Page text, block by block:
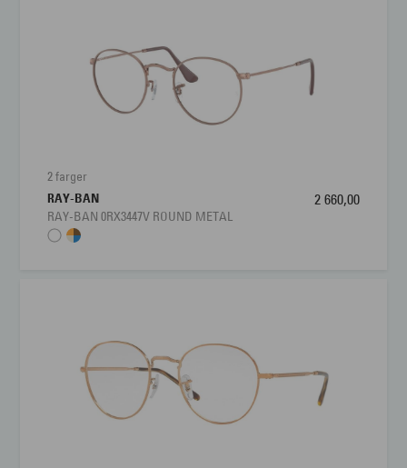
høye høyder. Ray-Ban brillene ble tilgjengelig i
butikker fra 1936. Ray-Ban® er i dag verdens mest
berømte brillemerker og designer innfatninger som
er populære. Ray-Ban er er evig, amerikansk
I over 85 år har Ray-Ban® bidratt til å flytte grenser
innen musikk og kunst. Fra James Dean til Audrey
Hepburn og Michael Jackson har Ray-Ban® bevist
2 farger
RAY-BAN
RAY-BAN 0RX3447V ROUND METAL
2 660,00